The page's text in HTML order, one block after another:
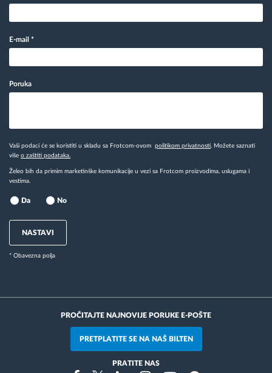
E-mail *
Poruka
Vaši podaci će se koristiti u skladu sa Frotcom-ovom politikom privatnosti. Možete saznati
više o zaštiti podataka.
Želeo bih da primim marketinške komunikacije u vezi sa Frotcom proizvodima, uslugama i
vestima.
Da No
NASTAVI
* Obavezna polja
PROČITAJTE NAJNOVIJE PORUKE E-POŠTE
PRETPLATITE SE NA NAŠ BILTEN
PRATITE NAS